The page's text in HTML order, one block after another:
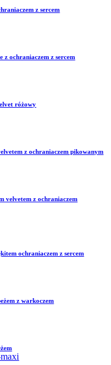
z sercem
z ochraniaczem z sercem
różowy
z ochraniaczem pikowanym
velvetem z ochraniaczem
ochraniaczem z sercem
z warkoczem